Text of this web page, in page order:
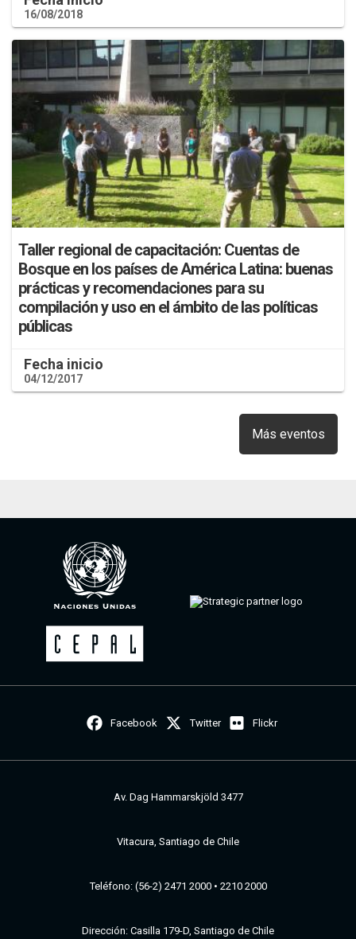
16/08/2018
Taller regional de capacitación: Cuentas de
Bosque en los países de América Latina: buenas
prácticas y recomendaciones para su
compilación y uso en el ámbito de las políticas
públicas
Fecha inicio
04/12/2017
Más eventos
Facebook Twitter Flickr
Av. Dag Hammarskjöld 3477
Vitacura, Santiago de Chile
Teléfono: (56-2) 2471 2000 • 2210 2000
Dirección: Casilla 179-D, Santiago de Chile